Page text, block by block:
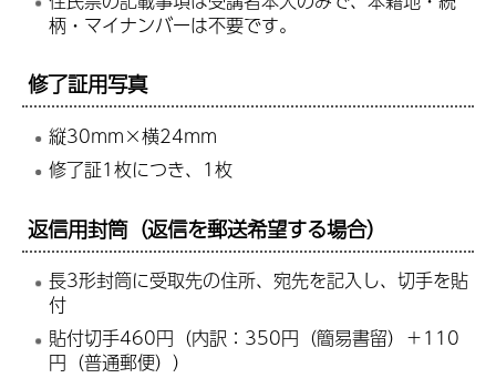
柄・マイナンバーは不要です。
修了証用写真
縦30mm×横24mm
修了証1枚につき、1枚
返信用封筒（返信を郵送希望する場合）
長3形封筒に受取先の住所、宛先を記入し、切手を貼
付
貼付切手460円（内訳：350円（簡易書留）＋110
円（普通郵便））